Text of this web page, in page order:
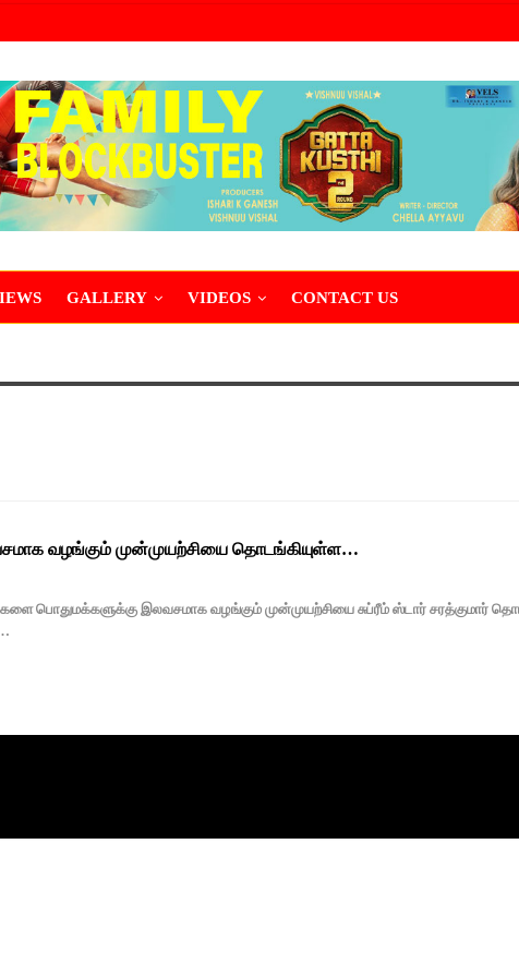
GALLERY VIDEOS CONTACT US
வழங்கும் முன்முயற்சியை தொடங்கியுள்ள…
பொதுமக்களுக்கு இலவசமாக வழங்கும் முன்முயற்சியை சுப்ரீம் ஸ்டார் சரத்குமார்